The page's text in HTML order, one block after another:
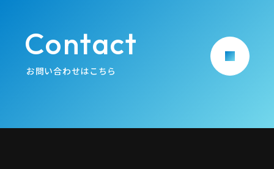
Contact
お問い合わせはこちら
arrow_forward